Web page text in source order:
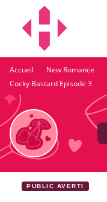
MENU
Accueil · New Romance ·
Cocky Bastard Episode 3
PUBLIC AVERTI